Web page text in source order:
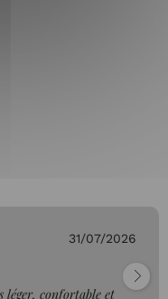
31/07/2026
léger, confortable et